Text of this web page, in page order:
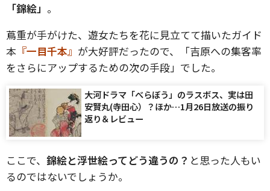
「錦絵」 。
蔦重が手がけた、遊女たちを花に見立てて描いたガイド
本 『一目千本』 が大好評だったので、「吉原への集客率
をさらにアップするための次の手段」でした。
大河ドラマ「べらぼう」のラスボス、実は田
安賢丸(寺田心）？ほか…1月26日放送の振り
返り＆レビュー
ここで、 錦絵と浮世絵ってどう違うの？ と思った人もい
るのではないでしょうか。